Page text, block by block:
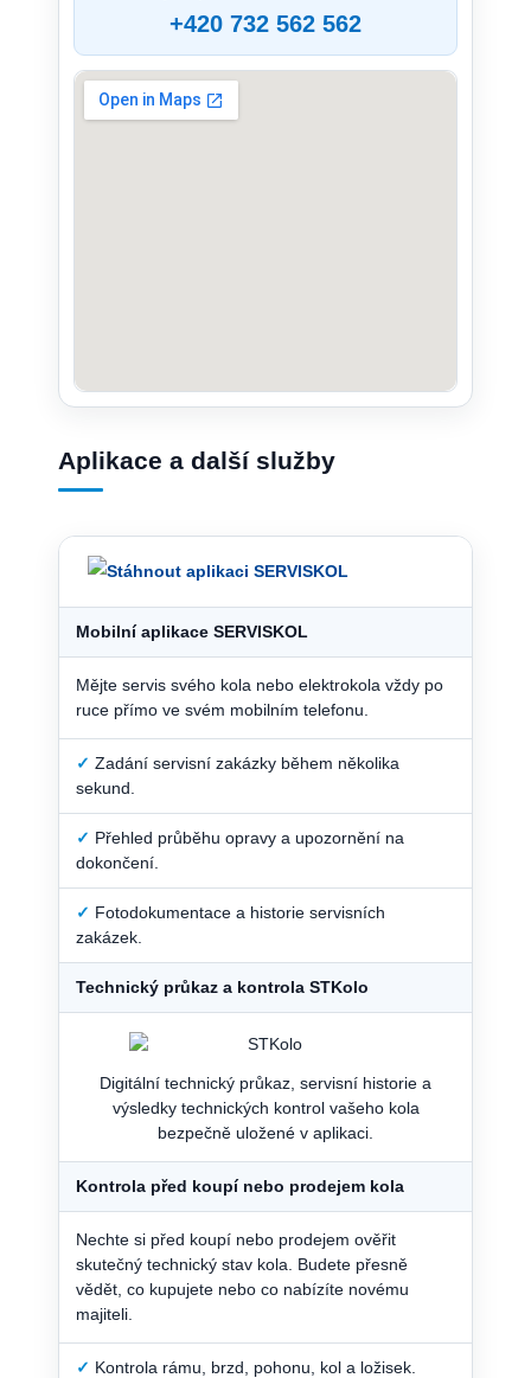
+420 732 562 562
Aplikace a další služby
Mobilní aplikace SERVISKOL
Mějte servis svého kola nebo elektrokola vždy po
ruce přímo ve svém mobilním telefonu.
✓ Zadání servisní zakázky během několika
sekund.
✓ Přehled průběhu opravy a upozornění na
dokončení.
✓ Fotodokumentace a historie servisních
zakázek.
Technický průkaz a kontrola STKolo
Digitální technický průkaz, servisní historie a
výsledky technických kontrol vašeho kola
bezpečně uložené v aplikaci.
Kontrola před koupí nebo prodejem kola
Nechte si před koupí nebo prodejem ověřit
skutečný technický stav kola. Budete přesně
vědět, co kupujete nebo co nabízíte novému
majiteli.
✓ Kontrola rámu, brzd, pohonu, kol a ložisek.